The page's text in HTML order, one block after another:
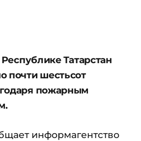
Республике Татарстан
почти шестьсот
пожарным
информагентство